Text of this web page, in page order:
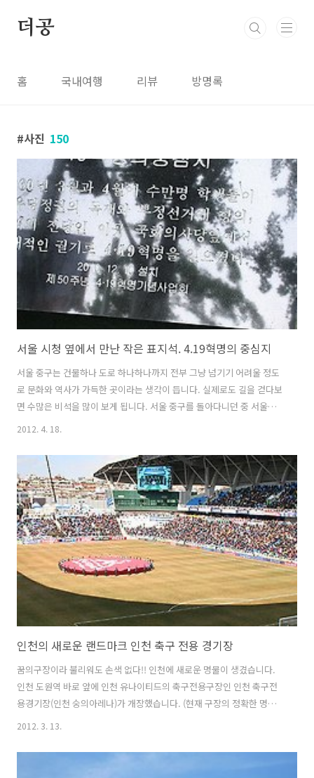
더공
홈 국내여행 리뷰 방명록
사진 150
서울 시청 옆에서 만난 작은 표지석. 4.19혁명의 중심지
서울 중구는 건물하나 도로 하나하나까지 전부 그냥 넘기기 어려울 정도
로 문화와 역사가 가득한 곳이라는 생각이 듭니다. 실제로도 길을 걷다보
면 수많은 비석을 많이 보게 됩니다. 서울 중구를 돌아다니던 중 서울시
의회 조금 지나 대한성공회교무원 건물 앞에 지하보도 바로 전에 보면 이
한 기념비가 있다는걸 처음알았네요. 제가 사진을 이리저리 찍자 지나가
던 사람들도 뭔가 있는가 싶어서 한번씩 기념비에 적힌 내용을 읽어보더
군요. 저도 걷다가 힘들어서 의자가 있길래 앉았는데 바로 옆에 왠 표지
석이 있는 겁니다. 그래서 뭔가 하고 봤더니 이렇게 적혀 있더군요. 4.19
혁명의 중심지. 1960년 3월과 4월에 수만명 학생들이 자유당정권의 독
재와 부정..
2012. 4. 18.
인천의 새로운 랜드마크 인천 축구 전용 경기장
꿈의구장이라 불리워도 손색 없다!! 인천에 새로운 명물이 생겼습니다.
인천 도원역 바로 앞에 인천 유나이티드의 축구전용구장인 인천 축구전
용경기장(인천 숭의아레나)가 개장했습니다. (현재 구장의 정확한 명칭
은 정해지지 않은 듯 합니다. 이후 네이밍 마케팅으로 후원사의 이름을
호선 도원역에서 지상과 지하로 통하는 출구를 통해 바로 경기장 입구까
지 갈 수 있습니다. 주차시설은 지하 3층까지 있으며 총 750대의 차량을
2012. 3. 13.